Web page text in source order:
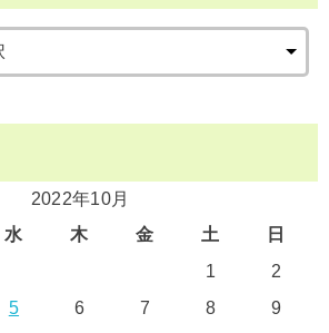
2022年10月
水 木 金 土
日
1
2
5 6 7 8
9